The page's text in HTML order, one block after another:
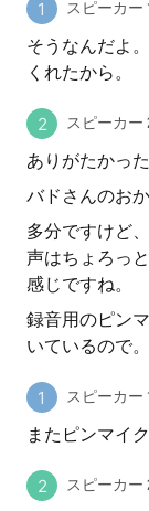
スピーカー
そうなんだよ
くれたから。
スピーカー
ありがたかった
バドさんのお
多分ですけど
声はちょろっ
感じですね。
録音用のピン
いているので。
スピーカー
またピンマイ
スピーカー